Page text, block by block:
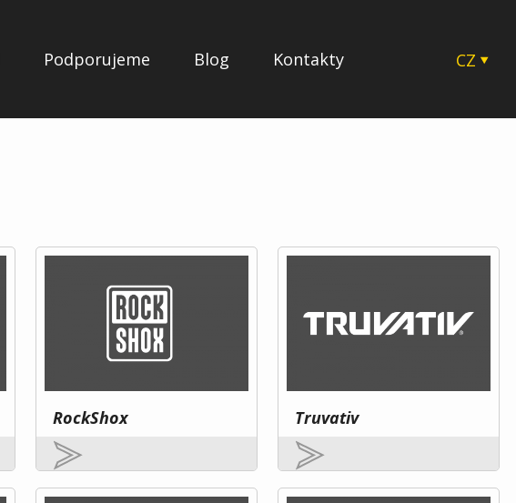
Podporujeme Blog Kontakty
CZ
SK
RockShox Truvativ